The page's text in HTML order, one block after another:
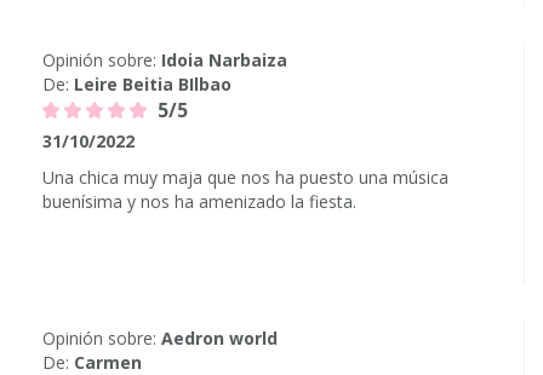
Opinión sobre: Idoia Narbaiza
De: Leire Beitia BIlbao
5/5
31/10/2022
Una chica muy maja que nos ha puesto una música
buenísima y nos ha amenizado la fiesta.
Opinión sobre: Aedron world
De: Carmen